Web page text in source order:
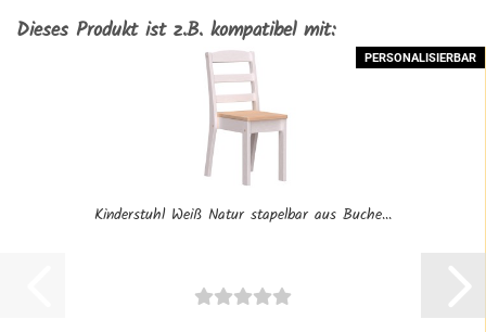
Dieses Produkt ist z.B. kompatibel mit:
PERSONALISIERBAR
Kinderstuhl Weiß Natur stapelbar aus Buche...